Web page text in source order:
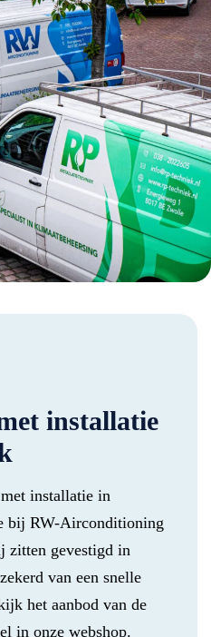
installatie
installatie in
bij RW-Airconditioning
zitten gevestigd in
van een snelle
het aanbod van de
in onze webshop.